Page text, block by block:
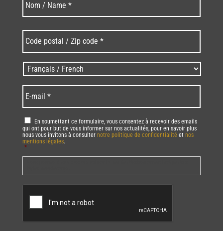
postal
/
Zip
code
* *
Langues
/
Language *
mail *
RGPD *
En soumettant ce formulaire, vous consentez à recevoir des emails
qui ont pour but de vous informer sur nos actualités, pour en savoir plus
nous vous invitons à consulter notre politique de confidentialité et nos
mentions légales.
*